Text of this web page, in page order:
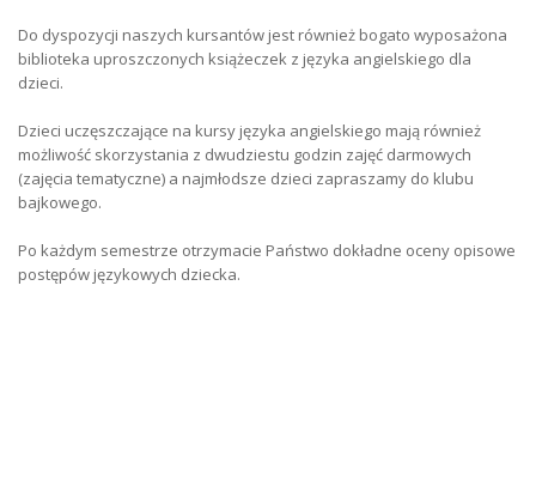
Do dyspozycji naszych kursantów jest również bogato wyposażona
biblioteka uproszczonych książeczek z języka angielskiego dla
dzieci.
Dzieci uczęszczające na kursy języka angielskiego mają również
możliwość skorzystania z dwudziestu godzin zajęć darmowych
(zajęcia tematyczne) a najmłodsze dzieci zapraszamy do klubu
bajkowego.
Po każdym semestrze otrzymacie Państwo dokładne oceny opisowe
postępów językowych dziecka.